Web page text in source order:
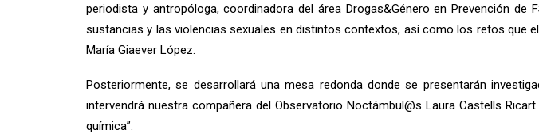
periodista y antropóloga, coordinadora del área Drogas&Género en Prevención
sustancias y las violencias sexuales en distintos contextos, así como los retos que
María Giaever López.
Posteriormente, se desarrollará una mesa redonda donde se presentarán
intervendrá nuestra compañera del Observatorio Noctámbul@s Laura Castells
química”.